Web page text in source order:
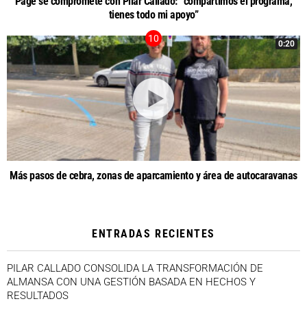
tienes todo mi apoyo”
0:20
Más pasos de cebra, zonas de aparcamiento y área de autocaravanas
ENTRADAS RECIENTES
PILAR CALLADO CONSOLIDA LA TRANSFORMACIÓN DE
ALMANSA CON UNA GESTIÓN BASADA EN HECHOS Y
RESULTADOS